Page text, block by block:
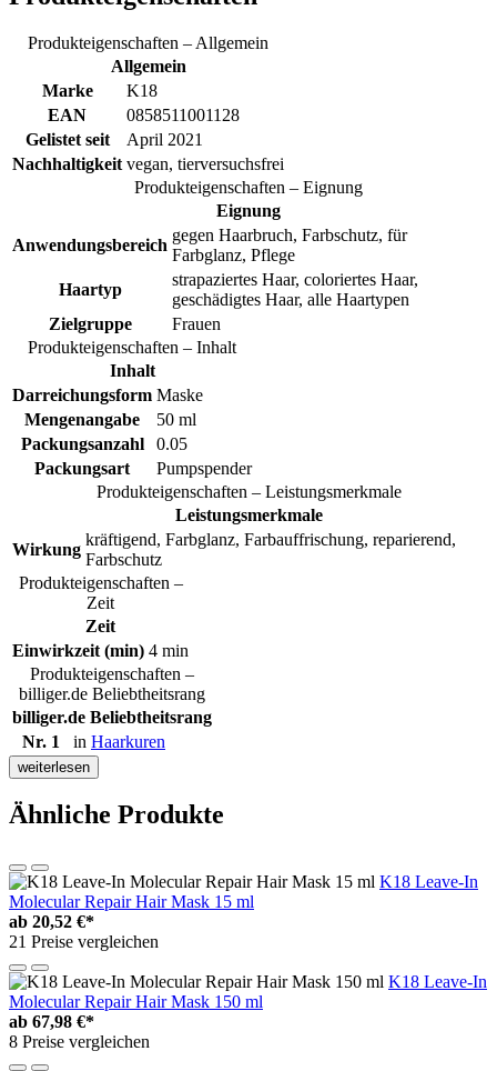
Produkteigenschaften – Allgemein
Allgemein
Marke
K18
EAN
0858511001128
Gelistet seit
April 2021
Nachhaltigkeit vegan, tierversuchsfrei
Produkteigenschaften – Eignung
Eignung
Anwendungsbereich
gegen Haarbruch, Farbschutz, für
Farbglanz, Pflege
Haartyp
strapaziertes Haar, coloriertes Haar,
geschädigtes Haar, alle Haartypen
Zielgruppe
Frauen
Produkteigenschaften – Inhalt
Inhalt
Darreichungsform Maske
Mengenangabe
50 ml
Packungsanzahl
0.05
Packungsart
Pumpspender
Produkteigenschaften – Leistungsmerkmale
Leistungsmerkmale
Wirkung
kräftigend, Farbglanz, Farbauffrischung, reparierend,
Farbschutz
Produkteigenschaften –
Zeit
Zeit
Einwirkzeit (min) 4 min
Produkteigenschaften –
billiger.de Beliebtheitsrang
billiger.de Beliebtheitsrang
Nr. 1
in Haarkuren
weiterlesen
Ähnliche Produkte
K18 Leave-In
Molecular Repair Hair Mask 15 ml
ab 20,52 €*
21 Preise vergleichen
K18 Leave-In
Molecular Repair Hair Mask 150 ml
ab 67,98 €*
8 Preise vergleichen